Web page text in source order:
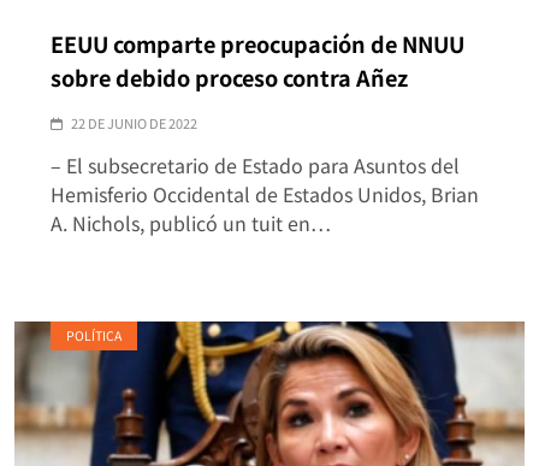
EEUU comparte preocupación de NNUU
sobre debido proceso contra Añez
22 DE JUNIO DE 2022
– El subsecretario de Estado para Asuntos del
Hemisferio Occidental de Estados Unidos, Brian
A. Nichols, publicó un tuit en…
POLÍTICA